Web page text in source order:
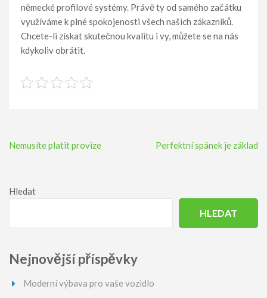
německé profilové systémy. Právě ty od samého začátku
využíváme k plné spokojenosti všech našich zákazníků.
Chcete-li získat skutečnou kvalitu i vy, můžete se na nás
kdykoliv obrátit.
Navigace
Nemusíte platit provize Perfektní spánek je základ
Hledat
HLEDAT
Nejnovější příspěvky
Moderní výbava pro vaše vozidlo